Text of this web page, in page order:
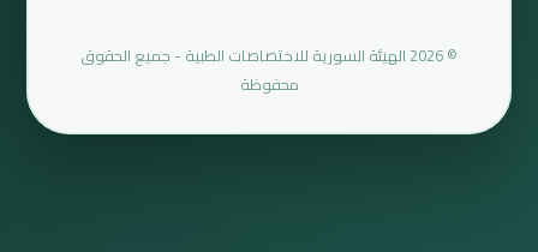
© 2026 الهيئة السورية للاختصاصات الطبية - جميع الحقوق
محفوظة